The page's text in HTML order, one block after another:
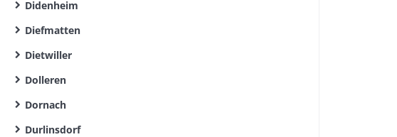
Didenheim
Diefmatten
Dietwiller
Dolleren
Dornach
Durlinsdorf